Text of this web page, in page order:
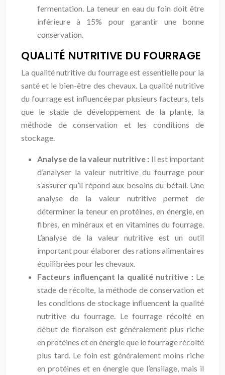
fermentation. La teneur en eau du foin doit être
inférieure à 15% pour garantir une bonne
conservation.
QUALITÉ NUTRITIVE DU FOURRAGE
La qualité nutritive du fourrage est essentielle pour la
santé et le bien-être des chevaux. La qualité nutritive
du fourrage est influencée par plusieurs facteurs, tels
que le stade de développement de la plante, la
méthode de conservation et les conditions de
stockage.
Analyse de la valeur nutritive : Il est important
d’analyser la valeur nutritive du fourrage pour
s’assurer qu’il répond aux besoins du bétail. Une
analyse de la valeur nutritive permet de
déterminer la teneur en protéines, en énergie, en
fibres, en minéraux et en vitamines du fourrage.
L’analyse de la valeur nutritive est un outil
important pour élaborer des rations alimentaires
équilibrées pour les chevaux.
Facteurs influençant la qualité nutritive : Le
stade de récolte, la méthode de conservation et
les conditions de stockage influencent la qualité
nutritive du fourrage. Le fourrage récolté en
début de floraison est généralement plus riche
en protéines et en énergie que le fourrage récolté
plus tard. Le foin est généralement moins riche
en protéines et en énergie que l’ensilage, mais il